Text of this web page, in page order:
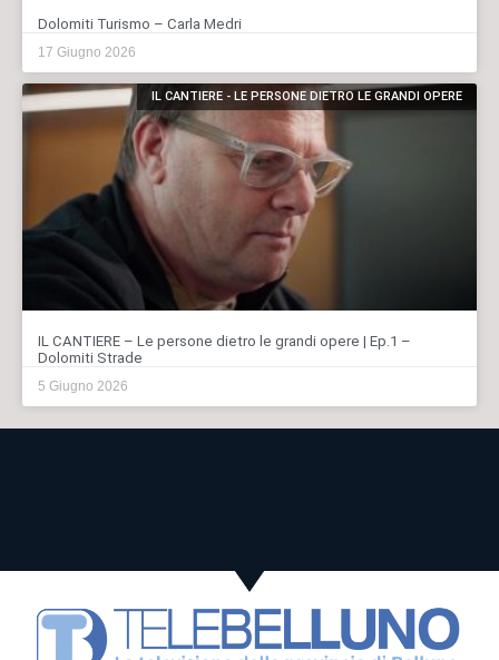
Dolomiti Turismo – Carla Medri
17 Giugno 2026
IL CANTIERE - LE PERSONE DIETRO LE GRANDI OPERE
IL CANTIERE – Le persone dietro le grandi opere | Ep.1 –
Dolomiti Strade
5 Giugno 2026